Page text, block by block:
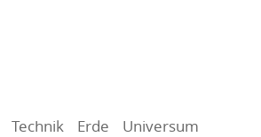
Technik Erde Universum